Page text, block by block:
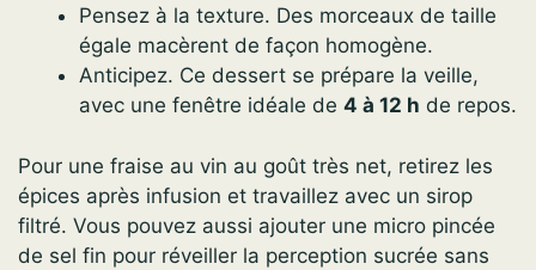
Pensez à la texture. Des morceaux de taille
égale macèrent de façon homogène.
Anticipez. Ce dessert se prépare la veille,
avec une fenêtre idéale de 4 à 12 h de repos.
Pour une fraise au vin au goût très net, retirez les
épices après infusion et travaillez avec un sirop
filtré. Vous pouvez aussi ajouter une micro pincée
de sel fin pour réveiller la perception sucrée sans